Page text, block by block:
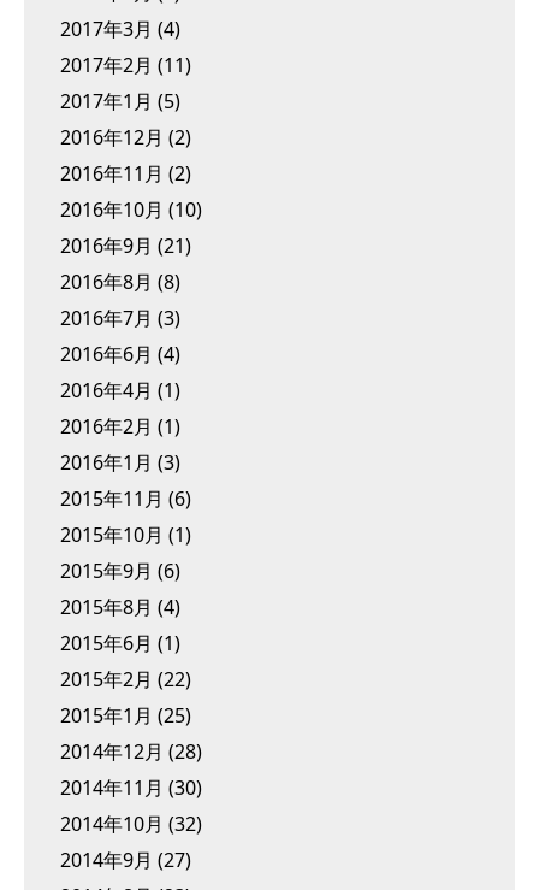
2017年3月 (4)
2017年2月 (11)
2017年1月 (5)
2016年12月 (2)
2016年11月 (2)
2016年10月 (10)
2016年9月 (21)
2016年8月 (8)
2016年7月 (3)
2016年6月 (4)
2016年4月 (1)
2016年2月 (1)
2016年1月 (3)
2015年11月 (6)
2015年10月 (1)
2015年9月 (6)
2015年8月 (4)
2015年6月 (1)
2015年2月 (22)
2015年1月 (25)
2014年12月 (28)
2014年11月 (30)
2014年10月 (32)
2014年9月 (27)